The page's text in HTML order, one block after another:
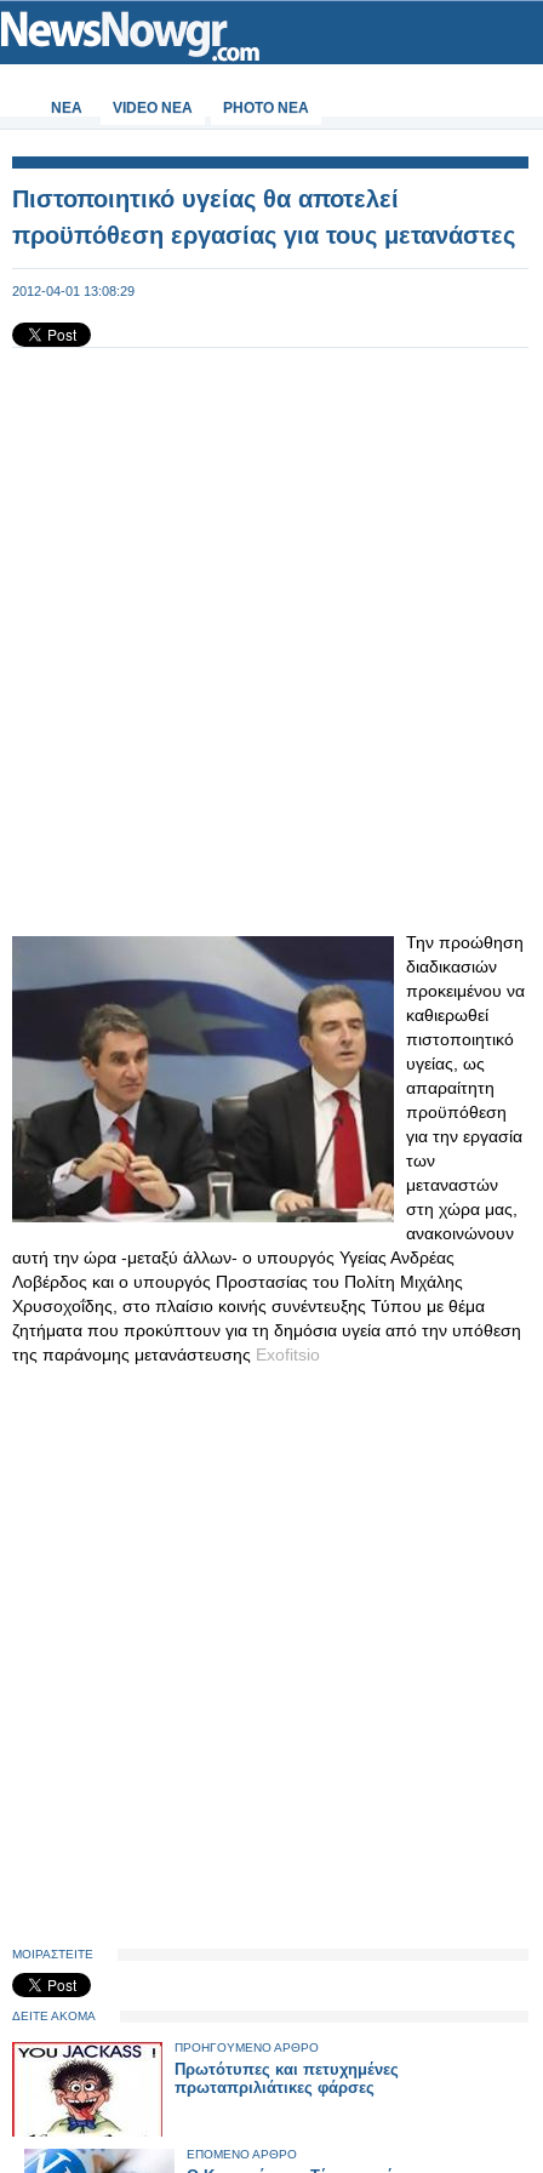
ΝΕΑ VIDEO NEA PHOTO NEA
Πιστοποιητικό υγείας θα αποτελεί
προϋπόθεση εργασίας για τους μετανάστες
2012-04-01 13:08:29
Την προώθηση
διαδικασιών
προκειμένου να
καθιερωθεί
πιστοποιητικό
υγείας, ως
απαραίτητη
προϋπόθεση
για την εργασία
των
μεταναστών
στη χώρα μας,
ανακοινώνουν
αυτή την ώρα -μεταξύ άλλων- ο υπουργός Υγείας Ανδρέας
Λοβέρδος και ο υπουργός Προστασίας του Πολίτη Μιχάλης
Χρυσοχοΐδης, στο πλαίσιο κοινής συνέντευξης Τύπου με θέμα
ζητήματα που προκύπτουν για τη δημόσια υγεία από την υπόθεση
της παράνομης μετανάστευσης Exofitsio
ΜΟΙΡΑΣΤΕΙΤΕ
ΔΕΙΤΕ ΑΚΟΜΑ
ΠΡΟΗΓΟΥΜΕΝΟ ΑΡΘΡΟ
Πρωτότυπες και πετυχημένες
πρωταπριλιάτικες φάρσες
ΕΠΟΜΕΝΟ ΑΡΘΡΟ